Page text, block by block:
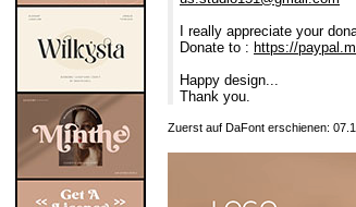
I really appreciate your
Donate to : https://
Happy design...
Thank you.
Zuerst auf DaFont erschienen: